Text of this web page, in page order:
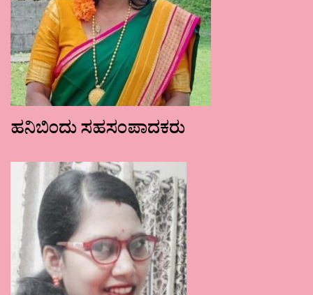
ಹನಿಬಿಂದು ಸಹಸಂಪಾದಕರು